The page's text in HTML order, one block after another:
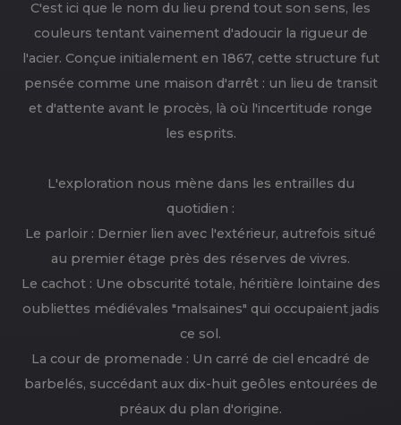
C'est ici que le nom du lieu prend tout son sens, les
couleurs tentant vainement d'adoucir la rigueur de
l'acier. Conçue initialement en 1867, cette structure fut
pensée comme une maison d'arrêt : un lieu de transit
et d'attente avant le procès, là où l'incertitude ronge
les esprits.
L'exploration nous mène dans les entrailles du
quotidien :
Le parloir : Dernier lien avec l'extérieur, autrefois situé
au premier étage près des réserves de vivres.
Le cachot : Une obscurité totale, héritière lointaine des
oubliettes médiévales "malsaines" qui occupaient jadis
ce sol.
La cour de promenade : Un carré de ciel encadré de
barbelés, succédant aux dix-huit geôles entourées de
préaux du plan d'origine.